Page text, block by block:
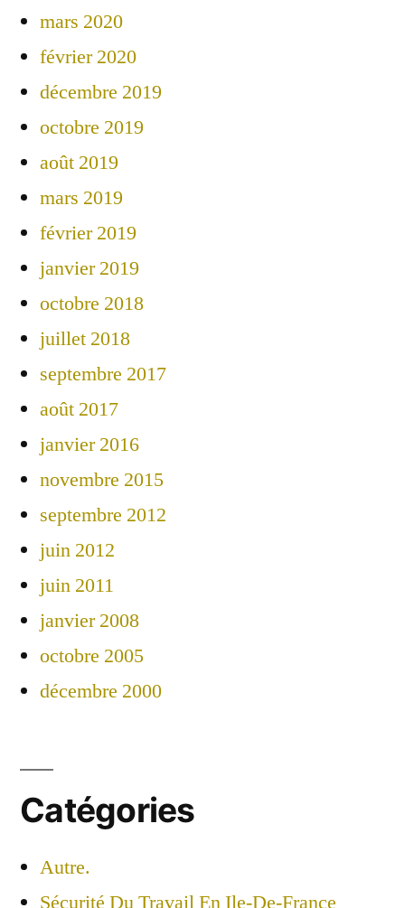
mars 2020
février 2020
décembre 2019
octobre 2019
août 2019
mars 2019
février 2019
janvier 2019
octobre 2018
juillet 2018
septembre 2017
août 2017
janvier 2016
novembre 2015
septembre 2012
juin 2012
juin 2011
janvier 2008
octobre 2005
décembre 2000
Catégories
Autre.
Sécurité Du Travail En Ile-De-France